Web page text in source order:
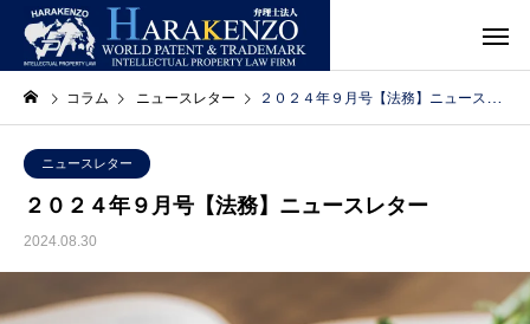
コラム ニュースレター ２０２４年９月号【法務】ニュースレター
ニュースレター
２０２４年９月号【法務】ニュースレター
2024.08.30